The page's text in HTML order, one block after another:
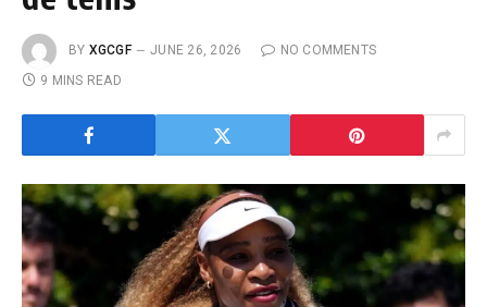
BY XGCGF JUNE 26, 2026
NO COMMENTS
9 MINS READ